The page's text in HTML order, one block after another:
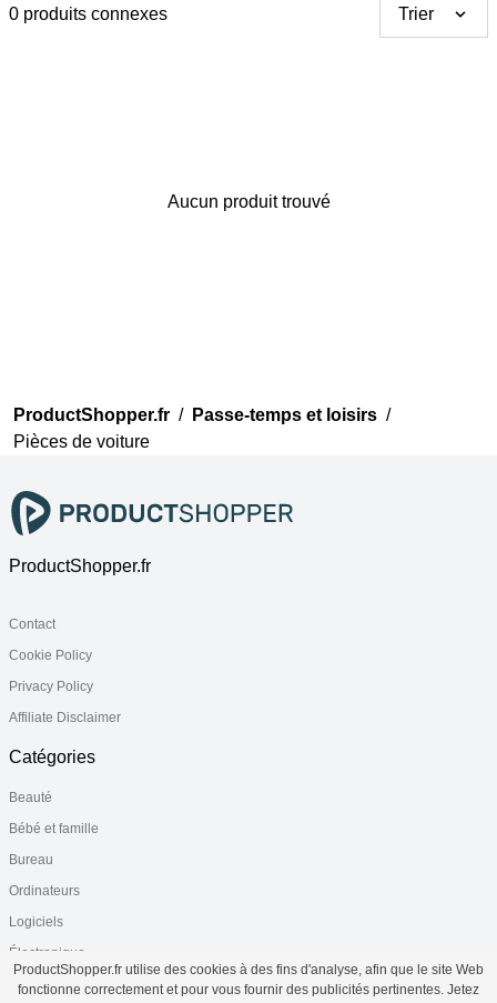
0 produits connexes Trier
Aucun produit trouvé
ProductShopper.fr / Passe-temps et loisirs /
Pièces de voiture
ProductShopper.fr
Contact
Cookie Policy
Privacy Policy
Affiliate Disclaimer
Catégories
Beauté
Bébé et famille
Bureau
Ordinateurs
Logiciels
Électronique
Santé
ProductShopper.fr utilise des cookies à des fins d'analyse, afin que le site Web
fonctionne correctement et pour vous fournir des publicités pertinentes. Jetez